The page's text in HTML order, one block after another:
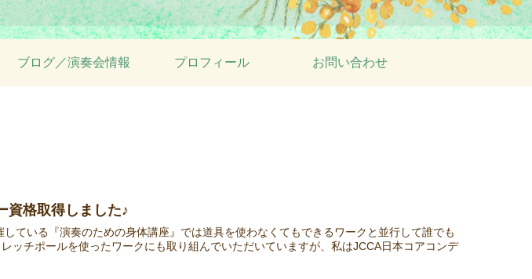
ブログ／演奏会情報 プロフィール お問い合わせ
資格取得しました♪
ている『演奏のための身体講座』では道具を使わなくてもできるワークと並行して誰でも
ッチポールを使ったワークにも取り組んでいただいていますが、私はJCCA日本コアコンデ